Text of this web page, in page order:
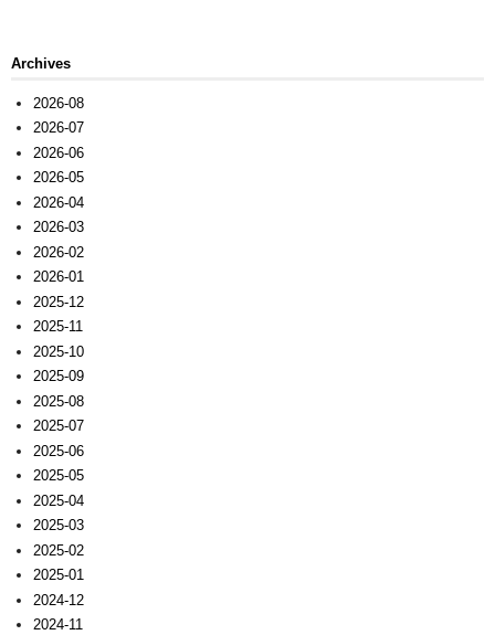
Archives
2026-08
2026-07
2026-06
2026-05
2026-04
2026-03
2026-02
2026-01
2025-12
2025-11
2025-10
2025-09
2025-08
2025-07
2025-06
2025-05
2025-04
2025-03
2025-02
2025-01
2024-12
2024-11